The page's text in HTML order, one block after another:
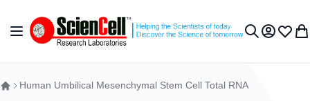
切换导航 我的账户
收藏夹
我
Human Umbilical Mesenchymal Stem Cell Total RNA